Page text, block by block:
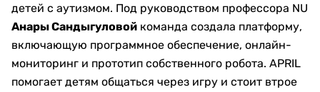
детей с аутизмом. Под руководством профессора NU
Анары Сандыгуловой команда создала платформу,
включающую программное обеспечение, онлайн-
мониторинг и прототип собственного робота. APRIL
помогает детям общаться через игру и стоит втрое